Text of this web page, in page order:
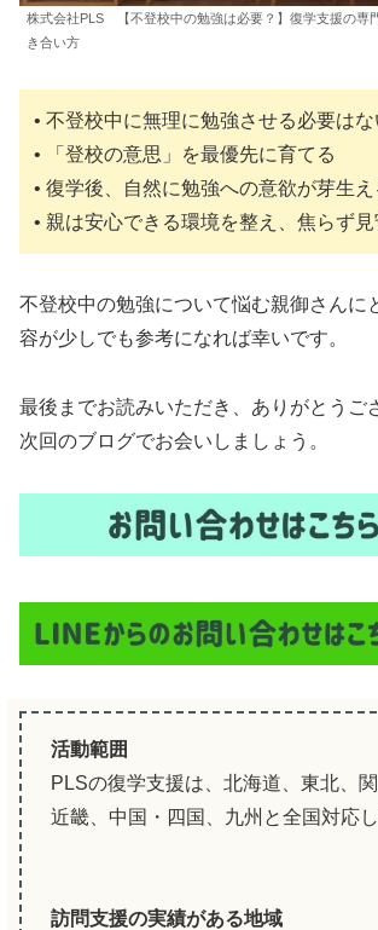
株式会社PLS 【不登校中の勉強は必要？】復学支援の専
き合い方
• 不登校中に無理に勉強させる必要はな
• 「登校の意思」を最優先に育てる
• 復学後、自然に勉強への意欲が芽生え
• 親は安心できる環境を整え、焦らず見
不登校中の勉強について悩む親御さんに
容が少しでも参考になれば幸いです。
最後までお読みいただき、ありがとうご
次回のブログでお会いしましょう。
活動範囲
PLSの復学支援は、北海道、東北、関
近畿、中国・四国、九州と全国対応し
訪問支援の実績がある地域